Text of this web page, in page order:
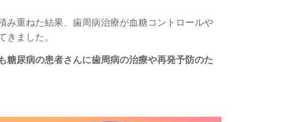
み重ねた結果、 歯周病治療が血糖コントロールや
きました。
糖尿病の患者さんに歯周病の治療や再発予防のた